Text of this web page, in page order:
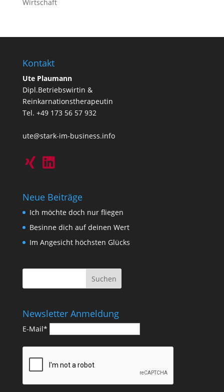
Wirtschaft
Kontakt
Ute Plaumann
Dipl.Betriebswirtin &
Reinkarnationstherapeutin
Tel. +49 173 56 57 932
ute@stark-im-business.info
Neue Beiträge
Ich möchte doch nur fliegen
Besinne dich auf deinen Wert
Im Angesicht höchsten Glücks
Newsletter Anmeldung
E-Mail*